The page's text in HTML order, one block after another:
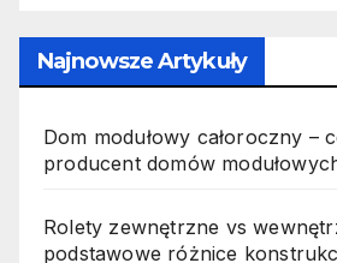
Najnowsze Artykuły
Dom modułowy całoroczny –
producent domów
Rolety zewnętrzne vs
podstawowe różnice